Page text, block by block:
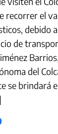
recorrer el
debido
de
del
se brindará